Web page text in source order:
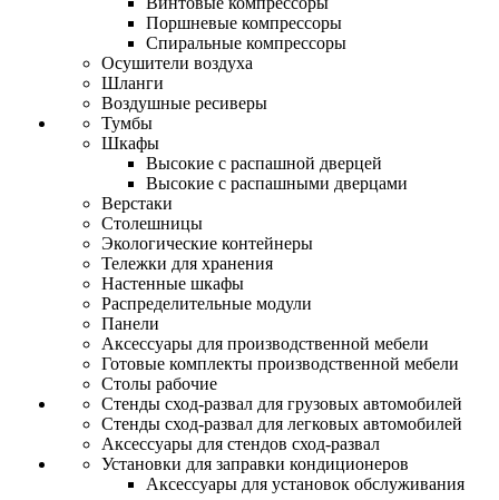
Поршневые компрессоры
Спиральные компрессоры
Осушители воздуха
Шланги
Воздушные ресиверы
Тумбы
Шкафы
Высокие с распашной дверцей
Высокие с распашными дверцами
Верстаки
Столешницы
Экологические контейнеры
Тележки для хранения
Настенные шкафы
Распределительные модули
Панели
Аксессуары для производственной мебели
Готовые комплекты производственной мебели
Столы рабочие
Стенды сход-развал для грузовых автомобилей
Стенды сход-развал для легковых автомобилей
Аксессуары для стендов сход-развал
Установки для заправки кондиционеров
Аксессуары для установок обслуживания